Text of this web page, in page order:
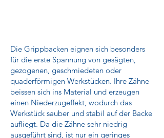
Die Grippbacken eignen sich besonders
für die erste Spannung von gesägten,
gezogenen, geschmiedeten oder
quaderförmigen Werkstücken. Ihre Zähne
beissen sich ins Material und erzeugen
einen Niederzugeffekt, wodurch das
Werkstück sauber und stabil auf der Backe
aufliegt. Da die Zähne sehr niedrig
ausgeführt sind, ist nur ein geringes